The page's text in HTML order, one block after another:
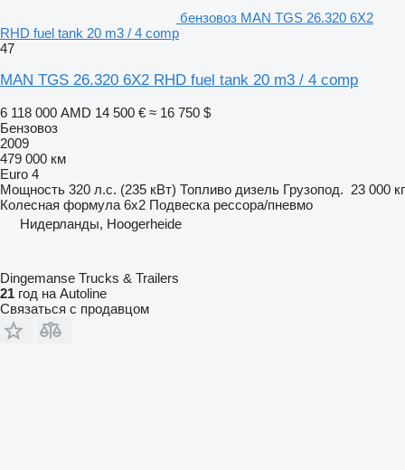
бензовоз MAN TGS 26.320 6X2
RHD fuel tank 20 m3 / 4 comp
47
MAN TGS 26.320 6X2 RHD fuel tank 20 m3 / 4 comp
6 118 000 AMD 14 500 € ≈ 16 750 $
Бензовоз
2009
479 000 км
Euro 4
Мощность 320 л.с. (235 кВт) Топливо дизель Грузопод. 23 000 кг
Колесная формула 6x2 Подвеска рессора/пневмо
Нидерланды, Hoogerheide
Dingemanse Trucks & Trailers
21 год на Autoline
Связаться с продавцом